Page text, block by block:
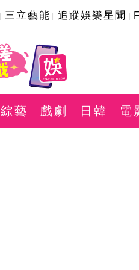
三立藝能 追蹤娛樂星聞
綜藝 戲劇 日韓 電